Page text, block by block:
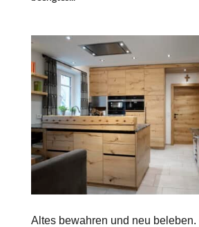
Altes bewahren und neu beleben.